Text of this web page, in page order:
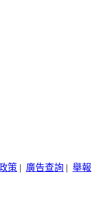
策 | 廣告查詢 | 舉報